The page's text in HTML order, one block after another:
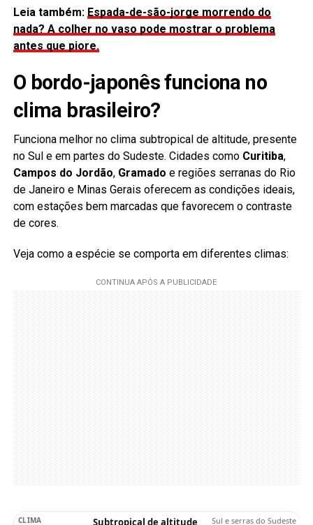
Leia também: Espada-de-são-jorge morrendo do
nada? A colher no vaso pode mostrar o problema
antes que piore.
O bordo-japonês funciona no
clima brasileiro?
Funciona melhor no clima subtropical de altitude, presente
no Sul e em partes do Sudeste. Cidades como Curitiba,
Campos do Jordão, Gramado e regiões serranas do Rio
de Janeiro e Minas Gerais oferecem as condições ideais,
com estações bem marcadas que favorecem o contraste
de cores.
Veja como a espécie se comporta em diferentes climas:
Subtropical de altitude Sul e serras do Sudeste